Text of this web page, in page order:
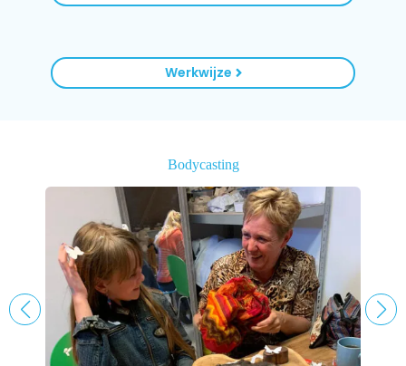
Werkwijze
Bodycasting